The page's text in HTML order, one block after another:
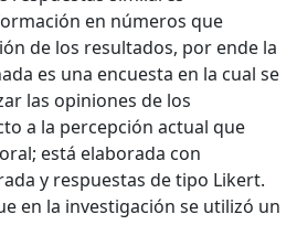
en números que
de los resultados, por ende la
es una encuesta en la cual se
las opiniones de los
a la percepción actual que
está elaborada con
y respuestas de tipo Likert.
en la investigación se utilizó un